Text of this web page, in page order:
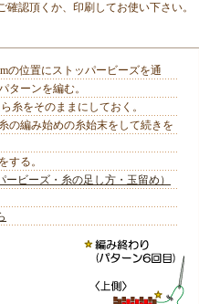
認頂くか、印刷してお使い下さい。
の位置にストッパービーズを通
ターンを編む。
糸をそのままにしておく。
の編み始めの糸始末をして続きを
する。
ビーズ・糸の足し方・玉留め）